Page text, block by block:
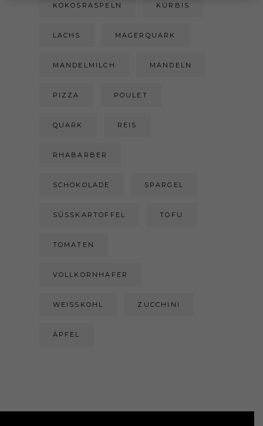
KOKOSRASPELN KÜRBIS
LACHS MAGERQUARK
MANDELMILCH MANDELN
PIZZA POULET
QUARK REIS
RHABARBER
SCHOKOLADE SPARGEL
SÜSSKARTOFFEL TOFU
TOMATEN
VOLLKORNHAFER
WEISSKOHL ZUCCHINI
ÄPFEL